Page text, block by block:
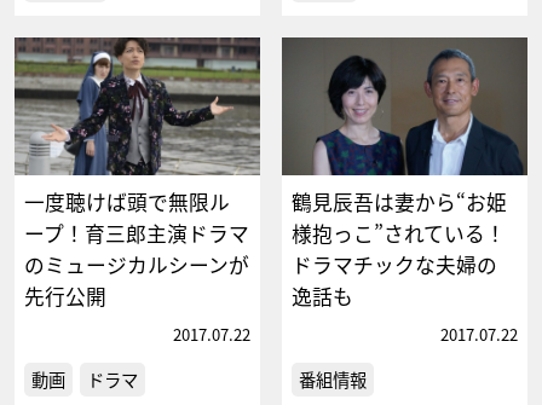
一度聴けば頭で無限ル
ープ！育三郎主演ドラマ
のミュージカルシーンが
先行公開
2017.07.22
動画 ドラマ
鶴見辰吾は妻から“お姫
様抱っこ”されている！
ドラマチックな夫婦の
逸話も
2017.07.22
番組情報